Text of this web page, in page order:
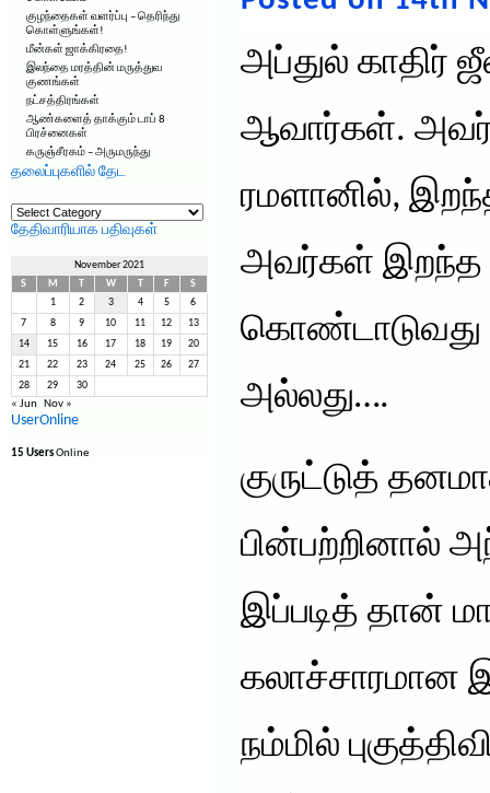
குழந்தைகள் வளர்ப்பு – தெரிந்து
கொள்ளுங்கள்!
மீன்கள் ஜாக்கிரதை!
இலந்தை மரத்தின் மருத்துவ
குணங்கள்
நட்சத்திரங்கள்
ஆண்களைத் தாக்கும் டாப் 8
பிரச்னைகள்
கருஞ்சீரகம் – அருமருந்து
தலைப்புகளில் தேட
தலைப்புகளில்
தேட
தேதிவாரியாக பதிவுகள்
November 2021
S
M W F
S
1
2 3 4 5 6
7 8 9 10 11 12 13
14 15 16 17 18 19 20
21 22 23 24 25 26 27
28 29 30
« Jun Nov »
UserOnline
15 UsersOnline
அப்துல் காதிர்
ஆவார்கள்.
ரமளானில்,
அவர்கள் இறந்த
கொண்டாடுவது
அல்லது….
குருட்டுத்
பின்பற்றினால்
இப்படித் தான்
கலாச்சாரமான
நம்மில்